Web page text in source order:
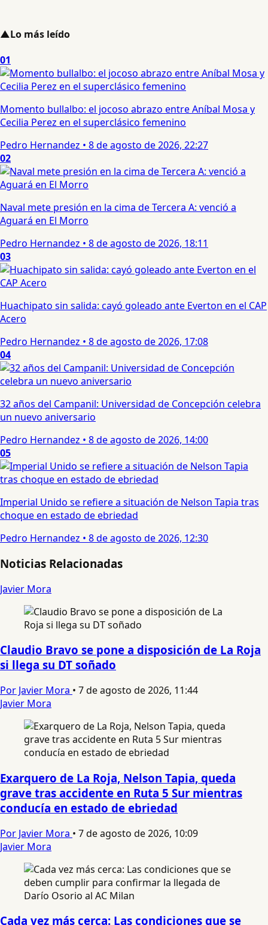
▲Lo más leído
01
Momento bullalbo: el jocoso abrazo entre Aníbal Mosa y
Cecilia Perez en el superclásico femenino
Pedro Hernandez • 8 de agosto de 2026, 22:27
02
Naval mete presión en la cima de Tercera A: venció a
Aguará en El Morro
Pedro Hernandez • 8 de agosto de 2026, 18:11
03
Huachipato sin salida: cayó goleado ante Everton en el CAP
Acero
Pedro Hernandez • 8 de agosto de 2026, 17:08
04
32 años del Campanil: Universidad de Concepción celebra
un nuevo aniversario
Pedro Hernandez • 8 de agosto de 2026, 14:00
05
Imperial Unido se refiere a situación de Nelson Tapia tras
choque en estado de ebriedad
Pedro Hernandez • 8 de agosto de 2026, 12:30
Noticias Relacionadas
Javier Mora
Claudio Bravo se pone a disposición de La Roja
si llega su DT soñado
Por Javier Mora • 7 de agosto de 2026, 11:44
Javier Mora
Exarquero de La Roja, Nelson Tapia, queda
grave tras accidente en Ruta 5 Sur mientras
conducía en estado de ebriedad
Por Javier Mora • 7 de agosto de 2026, 10:09
Javier Mora
Cada vez más cerca: Las condiciones que se